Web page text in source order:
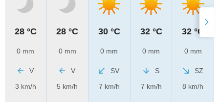
28 °C
0 mm
V
3 km/h
28 °C
0 mm
V
5 km/h
30 °C
0 mm
SV
7 km/h
32 °C
0 mm
S
7 km/h
32 °C
0 mm
SZ
8 km/h